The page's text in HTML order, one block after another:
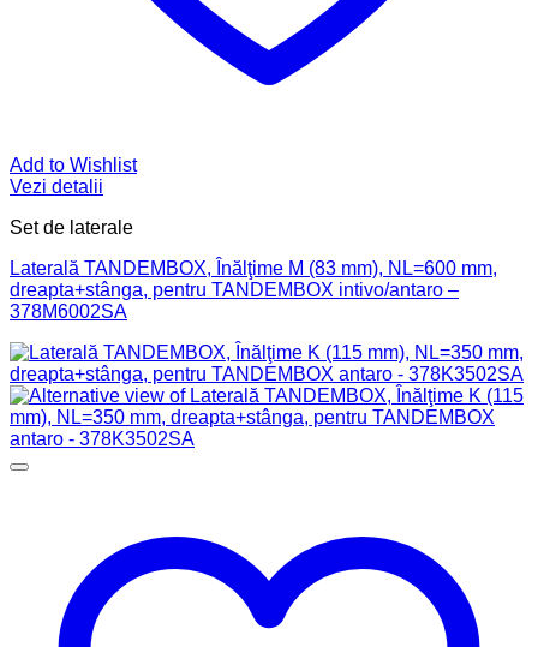
Add to Wishlist
Vezi detalii
Set de laterale
Laterală TANDEMBOX, Înălţime M (83 mm), NL=600 mm,
dreapta+stânga, pentru TANDEMBOX intivo/antaro –
378M6002SA